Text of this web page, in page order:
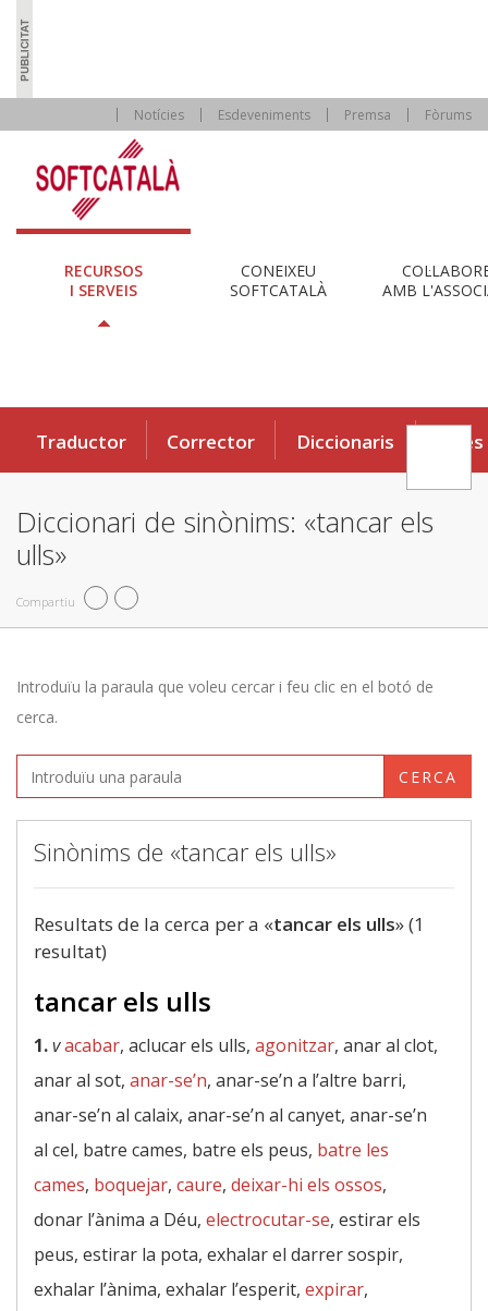
Notícies Esdeveniments Premsa Fòrums
RECURSOS
I SERVEIS
CONEIXEU
SOFTCATALÀ
AMB
Traductor Corrector Diccionaris Eines
Diccionari de sinònims: «tancar els
ulls»
Compartiu
Introduïu la paraula que voleu cercar i feu clic en el botó de
cerca.
CERCA
Sinònims de «tancar els ulls»
Resultats de la cerca per a «tancar els ulls» (1
resultat)
tancar els ulls
1.vacabar, aclucar els ulls, agonitzar, anar al clot,
anar al sot, anar-se’n, anar-se’n a l’altre barri,
anar-se’n al calaix, anar-se’n al canyet, anar-se’n
al cel, batre cames, batre els peus, batre les
cames, boquejar, caure, deixar-hi els ossos,
donar l’ànima a Déu, electrocutar-se, estirar els
peus, estirar la pota, exhalar el darrer sospir,
exhalar l’ànima, exhalar l’esperit, expirar,